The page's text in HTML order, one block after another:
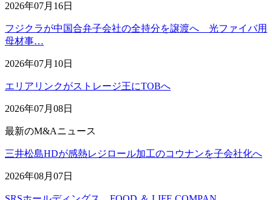
2026年07月16日
フジクラが中国合弁子会社の全持分を譲渡へ 光ファイバ用
母材事…
2026年07月10日
エリアリンクがストレージ王にTOBへ
2026年07月08日
最新のM&Aニュース
三井松島HDが感熱レジロール加工のコウナンを子会社化へ
2026年08月07日